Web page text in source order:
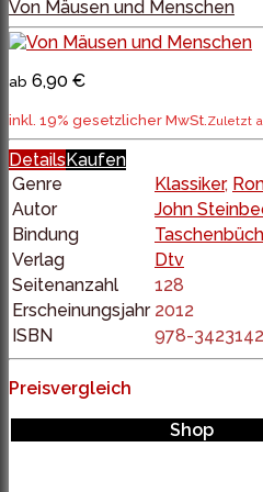
Von Mäusen und Menschen
ab 6,90 €
inkl. 19% gesetzlicher MwSt.Zuletzt
Details Kaufen
Genre
Klassiker,
Autor
John
Bindung
Verlag
Dtv
Seitenanzahl
128
Erscheinungsjahr 2012
ISBN
978-
Preisvergleich
Shop